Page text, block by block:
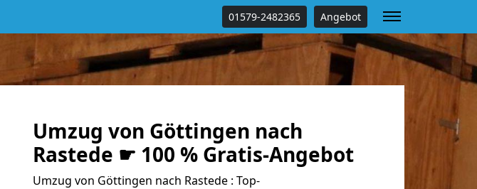
01579-2482365 Angebot
Umzug von Göttingen nach
Rastede ☛ 100 % Gratis-Angebot
Umzug von Göttingen nach Rastede : Top-